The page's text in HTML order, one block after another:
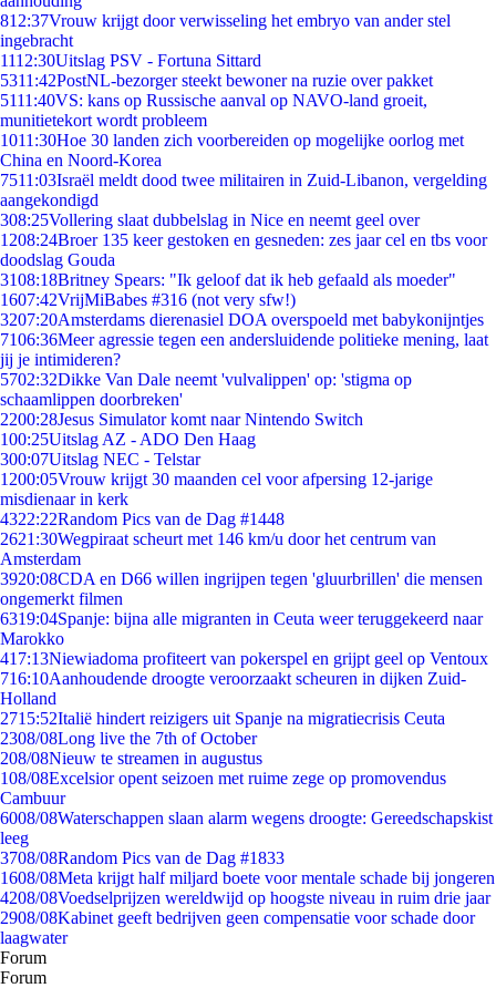
812:37Vrouw krijgt door verwisseling het embryo van ander stel
ingebracht
1112:30Uitslag PSV - Fortuna Sittard
5311:42PostNL-bezorger steekt bewoner na ruzie over pakket
5111:40VS: kans op Russische aanval op NAVO-land groeit,
munitietekort wordt probleem
1011:30Hoe 30 landen zich voorbereiden op mogelijke oorlog met
China en Noord-Korea
7511:03Israël meldt dood twee militairen in Zuid-Libanon, vergelding
aangekondigd
308:25Vollering slaat dubbelslag in Nice en neemt geel over
1208:24Broer 135 keer gestoken en gesneden: zes jaar cel en tbs voor
doodslag Gouda
3108:18Britney Spears: "Ik geloof dat ik heb gefaald als moeder"
1607:42VrijMiBabes #316 (not very sfw!)
3207:20Amsterdams dierenasiel DOA overspoeld met babykonijntjes
7106:36Meer agressie tegen een andersluidende politieke mening, laat
jij je intimideren?
5702:32Dikke Van Dale neemt 'vulvalippen' op: 'stigma op
schaamlippen doorbreken'
2200:28Jesus Simulator komt naar Nintendo Switch
100:25Uitslag AZ - ADO Den Haag
300:07Uitslag NEC - Telstar
1200:05Vrouw krijgt 30 maanden cel voor afpersing 12-jarige
misdienaar in kerk
4322:22Random Pics van de Dag #1448
2621:30Wegpiraat scheurt met 146 km/u door het centrum van
Amsterdam
3920:08CDA en D66 willen ingrijpen tegen 'gluurbrillen' die mensen
ongemerkt filmen
6319:04Spanje: bijna alle migranten in Ceuta weer teruggekeerd naar
Marokko
417:13Niewiadoma profiteert van pokerspel en grijpt geel op Ventoux
716:10Aanhoudende droogte veroorzaakt scheuren in dijken Zuid-
Holland
2715:52Italië hindert reizigers uit Spanje na migratiecrisis Ceuta
2308/08Long live the 7th of October
208/08Nieuw te streamen in augustus
108/08Excelsior opent seizoen met ruime zege op promovendus
Cambuur
6008/08Waterschappen slaan alarm wegens droogte: Gereedschapskist
leeg
3708/08Random Pics van de Dag #1833
1608/08Meta krijgt half miljard boete voor mentale schade bij jongeren
4208/08Voedselprijzen wereldwijd op hoogste niveau in ruim drie jaar
2908/08Kabinet geeft bedrijven geen compensatie voor schade door
laagwater
Forum
Forum